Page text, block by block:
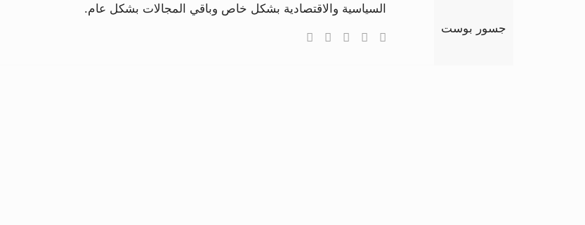
جسور بوست
السياسية والاقتصادية بشكل خاص وباقي المجالات بشكل عام.